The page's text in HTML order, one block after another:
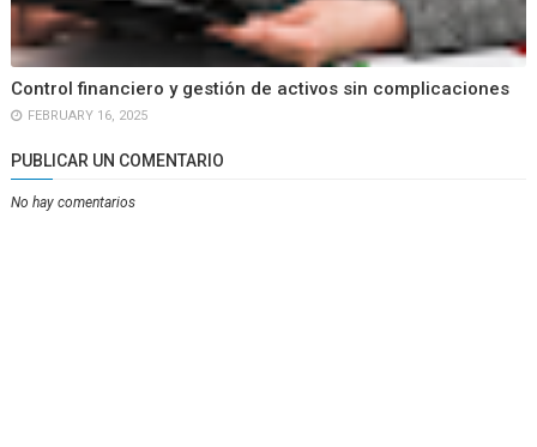
Control financiero y gestión de activos sin complicaciones
FEBRUARY 16, 2025
PUBLICAR UN COMENTARIO
No hay comentarios